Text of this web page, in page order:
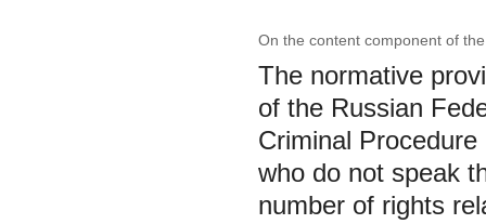
On the content component of
The normative
of the Russian
Criminal
who do not speak
number of rights